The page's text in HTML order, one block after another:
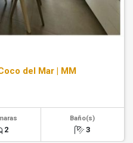
del Mar | MM
2
Baño(s)
3